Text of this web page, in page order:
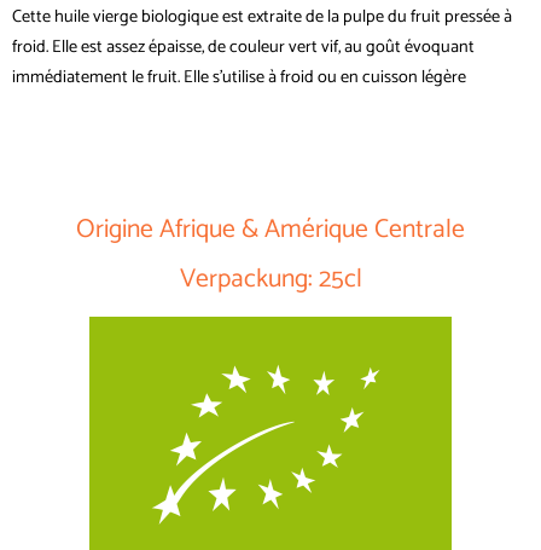
Cette huile vierge biologique est extraite de la pulpe du fruit pressée à
froid. Elle est assez épaisse, de couleur vert vif, au goût évoquant
immédiatement le fruit. Elle s’utilise à froid ou en cuisson légère
Origine Afrique & Amérique Centrale
Verpackung: 25cl